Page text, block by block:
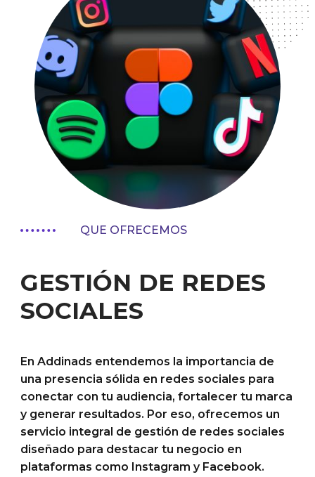
QUE OFRECEMOS
GESTIÓN DE REDES
SOCIALES
En Addinads entendemos la importancia de
una presencia sólida en redes sociales para
conectar con tu audiencia, fortalecer tu marca
y generar resultados. Por eso, ofrecemos un
servicio integral de gestión de redes sociales
diseñado para destacar tu negocio en
plataformas como Instagram y Facebook.